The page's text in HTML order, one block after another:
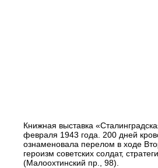
Книжная выставка
февраля 1943 года. 200 дней
ознаменовала перелом в ходе
героизм советских солдат,
(Малоохтинский пр., 98).